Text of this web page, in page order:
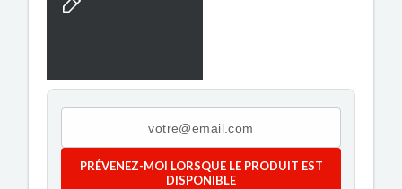
PRÉVENEZ-MOI LORSQUE LE PRODUIT EST
DISPONIBLE